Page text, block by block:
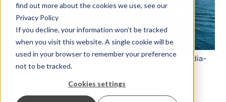
find out more about the cookies we use, see our
Privacy Policy
If you decline, your information won’t be tracked
when you visit this website. A single cookie will be
used in your browser to remember your preference
not to be tracked.
Cookies settings
RCS in der Reisebranche – Wie Sie von den Multimedia-
Nachrichten profitieren können